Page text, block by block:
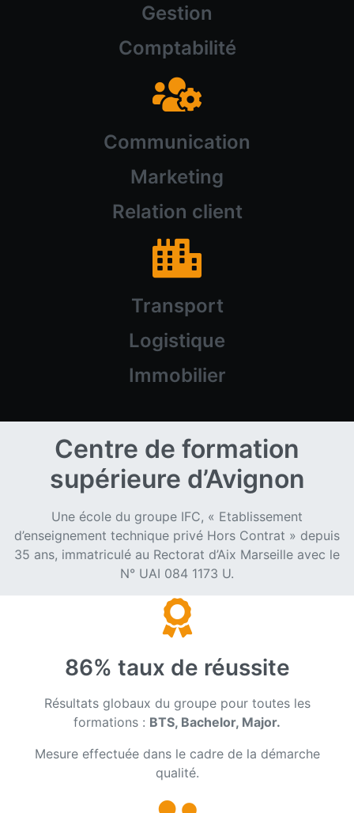
Gestion
Comptabilité
Communication
Marketing
Relation client
Transport
Logistique
Immobilier
Centre de formation
supérieure d’Avignon
Une école du groupe IFC, « Etablissement
d’enseignement technique privé Hors Contrat » depuis
35 ans, immatriculé au Rectorat d’Aix Marseille avec le
N° UAI 084 1173 U.
86% taux de réussite
Résultats globaux du groupe pour toutes les
formations : BTS, Bachelor, Major.
Mesure effectuée dans le cadre de la démarche
qualité.